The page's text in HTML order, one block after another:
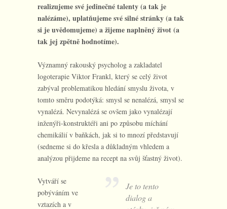
realizujeme své jedinečné talenty (a tak je
nalézáme), uplatňujeme své silné stránky (a tak
si je uvědomujeme) a žijeme naplněný život (a
tak jej zpětně hodnotíme).
Významný rakouský psycholog a zakladatel
logoterapie Viktor Frankl, který se celý život
zabýval problematikou hledání smyslu života, v
tomto směru podotýká: smysl se nenalézá, smysl se
vynalézá. Nevynalézá se ovšem jako vynalézají
inženýři-konstruktéři ani po způsobu míchání
chemikálií v baňkách, jak si to mnozí představují
(sedneme si do křesla a důkladným vhledem a
analýzou přijdeme na recept na svůj šťastný život).
Je to tento
dialog a
Vytváří se
pobýváním ve
vztazích a v